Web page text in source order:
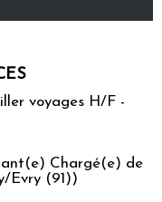
voyages H/F -
Chargé(e) de
Evry (91))